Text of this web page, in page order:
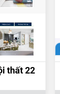
thất 22